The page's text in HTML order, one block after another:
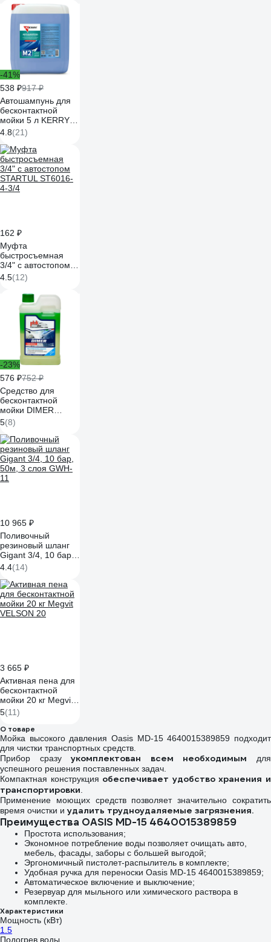
-41%
538 ₽917 ₽
Автошампунь для
бесконтактной
мойки 5 л KERRY
KR-306
4.8(21)
162 ₽
Муфта
быстросъемная
3/4" с автостопом
STARTUL ST6016-
4-3/4
4.5(12)
-23%
576 ₽752 ₽
Средство для
бесконтактной
мойки DIMER
концентрат 1 кг
Atas A4464
5(8)
10 965 ₽
Поливочный
резиновый шланг
Gigant 3/4, 10 бар,
50м, 3 слоя GWH-
4.4(14)
3 665 ₽
Активная пена для
бесконтактной
мойки 20 кг Megvit
VELSON 20
5(11)
О товаре
Мойка высокого давления Oasis MD-15 4640015389859 подходит
для чистки транспортных средств.
Прибор сразуукомплектован всем необходимым для
успешного решения поставленных задач.
Компактная конструкция обеспечивает удобство хранения и
транспортировки
Применение моющих средств позволяет значительно сократить
время очистки и удалить трудноудаляемые загрязнения.
Преимущества OASIS MD-15 4640015389859
Простота использования;
Экономное потребление воды позволяет очищать авто,
мебель, фасады, заборы с большей выгодой;
Эргономичный пистолет-распылитель в комплекте;
Удобная ручка для переноски Oasis MD-15 4640015389859;
Автоматическое включение и выключение;
Резервуар для мыльного или химического раствора в
комплекте.
Характеристики
Мощность (кВт)
1.5
Подогрев воды